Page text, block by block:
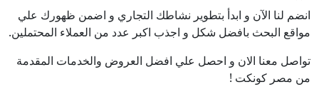
انضم لنا اﻵن و ابدأ بتطوير نشاطك التجاري و اضمن ظهورك علي
مواقع البحث بافضل شكل و اجذب اكبر عدد من العملاء المحتملين.
تواصل معنا الان و احصل علي افضل العروض والخدمات المقدمة
من مصر كونكت !